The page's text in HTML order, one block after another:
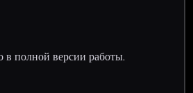
в полной версии работы.